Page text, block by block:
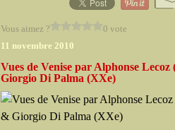
Vous aimez ?
0 vote
11 novembre 2010
Vues de Venise par Alphonse
Giorgio Di Palma (XXe)